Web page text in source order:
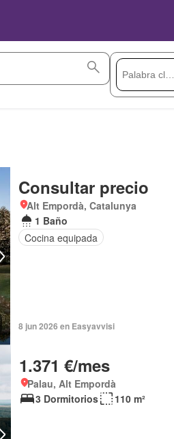
Consultar precio
Alt Empordà, Catalunya
1 Baño
Cocina equipada
8 jun 2026 en Easyavvisi
1.371 €/mes
Palau, Alt Empordà
3 Dormitorios
110 m²